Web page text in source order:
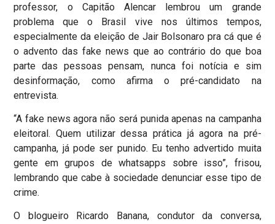
professor, o Capitão Alencar lembrou um grande
problema que o Brasil vive nos últimos tempos,
especialmente da eleição de Jair Bolsonaro pra cá que é
o advento das fake news que ao contrário do que boa
parte das pessoas pensam, nunca foi notícia e sim
desinformação, como afirma o pré-candidato na
entrevista.
“A fake news agora não será punida apenas na campanha
eleitoral. Quem utilizar dessa prática já agora na pré-
campanha, já pode ser punido. Eu tenho advertido muita
gente em grupos de whatsapps sobre isso”, frisou,
lembrando que cabe à sociedade denunciar esse tipo de
crime.
O blogueiro Ricardo Banana, condutor da conversa,